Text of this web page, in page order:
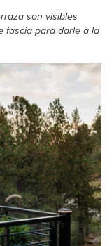
son visibles
fascia para darle a la